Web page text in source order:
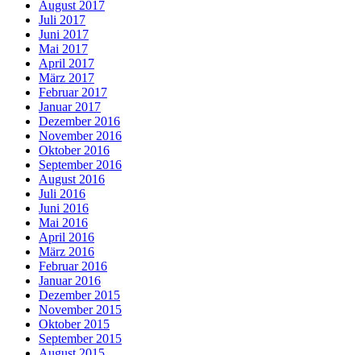
August 2017
Juli 2017
Juni 2017
Mai 2017
April 2017
März 2017
Februar 2017
Januar 2017
Dezember 2016
November 2016
Oktober 2016
September 2016
August 2016
Juli 2016
Juni 2016
Mai 2016
April 2016
März 2016
Februar 2016
Januar 2016
Dezember 2015
November 2015
Oktober 2015
September 2015